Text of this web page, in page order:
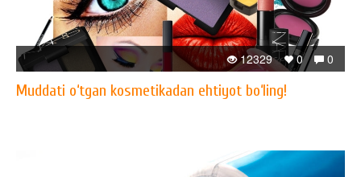
0
0
12329
Muddati o‘tgan kosmetikadan ehtiyot bo‘ling!